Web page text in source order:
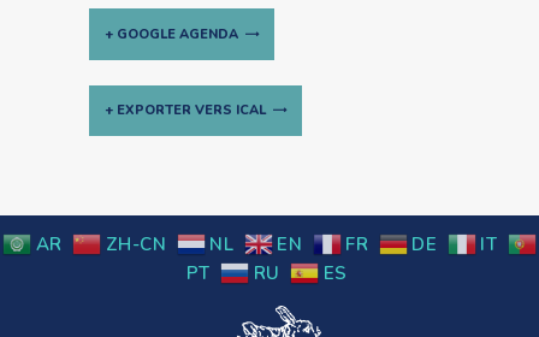
+ GOOGLE AGENDA
+ EXPORTER VERS ICAL
Évènement
AR ZH-CN NL EN FR DE
IT
PT
RU ES